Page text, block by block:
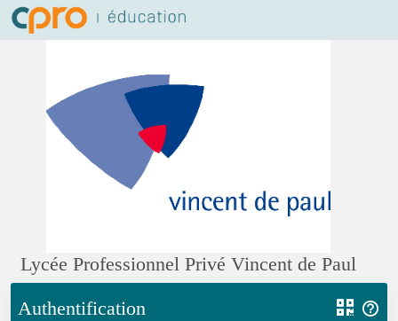
Lycée Professionnel Privé Vincent de Paul
Authentification